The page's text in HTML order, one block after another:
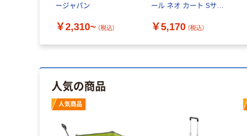
ージャパン
￥2,310~ （税込）
ール ネオ カート Sサイ
（直送品）
￥5,170 （税込）
人気の商品
人気商品